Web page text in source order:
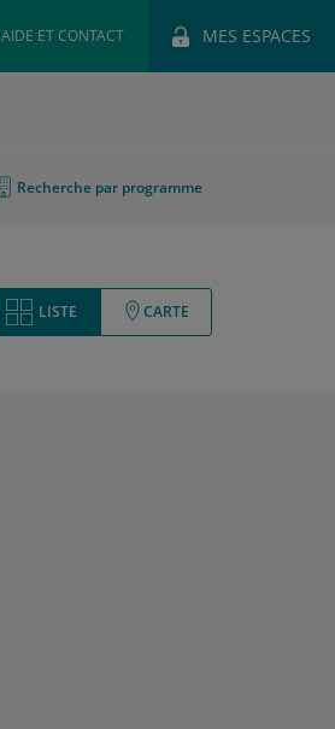
AIDE ET CONTACT MES ESPACES
Recherche par programme
LISTE CARTE